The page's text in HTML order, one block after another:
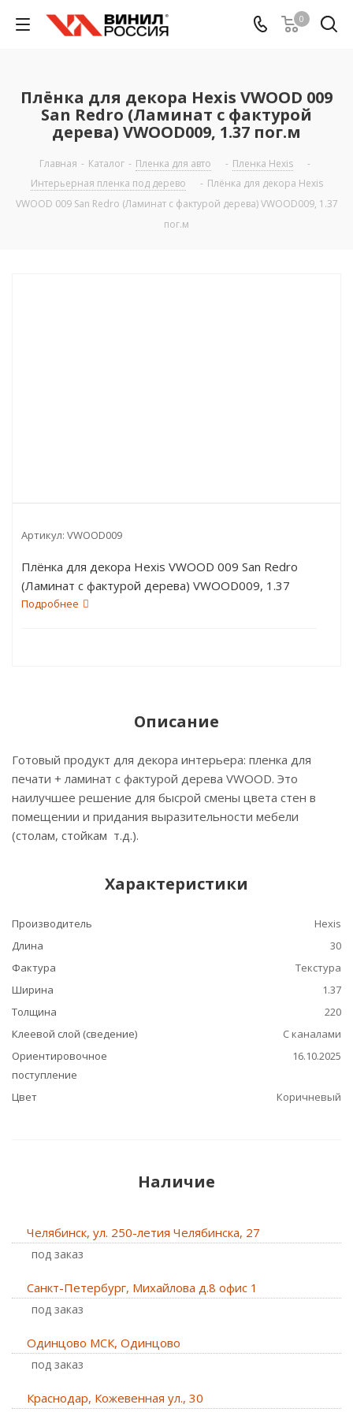
0
Плёнка для декора Hexis VWOOD 009
San Redro (Ламинат с фактурой
дерева) VWOOD009, 1.37 пог.м
Главная - Каталог - Пленка для авто - Пленка Hexis
-
Интерьерная пленка под дерево
- Плёнка для декора Hexis
VWOOD 009 San Redro (Ламинат с фактурой дерева) VWOOD009, 1.37
пог.м
Артикул: VWOOD009
Плёнка для декора Hexis VWOOD 009 San Redro
(Ламинат с фактурой дерева) VWOOD009, 1.37
пог.м
Подробнее
Описание
Готовый продукт для декора интерьера: пленка для
печати + ламинат с фактурой дерева VWOOD. Это
наилучшее решение для бысрой смены цвета стен в
помещении и придания выразительности мебели
(столам, стойкам т.д.).
Характеристики
Производитель
Hexis
Длина
30
Фактура
Текстура
Ширина
1.37
Толщина
220
Клеевой слой (сведение)
С каналами
Ориентировочное
поступление
16.10.2025
Цвет Коричневый
Наличие
Челябинск, ул. 250-летия Челябинска, 27
Под заказ
Санкт-Петербург, Михайлова д.8 офис 1
Под заказ
Одинцово МСК, Одинцово
Под заказ
Краснодар, Кожевенная ул., 30